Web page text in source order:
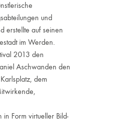
und
erstellte auf seinen
im Werden.
2013 den
Aschwanden den
dem
Form virtueller Bild-